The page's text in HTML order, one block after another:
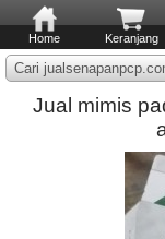
Home Keranjang
Cari
Jual mimis